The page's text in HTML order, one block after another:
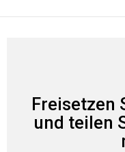
Freisetzen
und teilen